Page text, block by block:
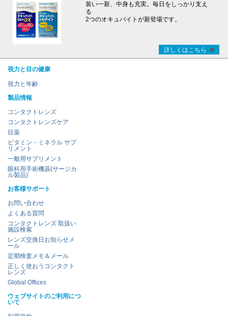
装い一新、中身も充実。毎日をしっかり支え
る
2つのオキュバイトが新登場です。
詳しくはこちら
視力と目の健康
視力と年齢
製品情報
コンタクトレンズ
コンタクトレンズケア
目薬
ビタミン・ミネラル サプ
リメント
一般用サプリメント
眼科用手術機器(サージカ
ル製品)
お客様サポート
お問い合わせ
よくある質問
コンタクトレンズ 取扱い
施設検索
レンズ交換日お知らせメ
ール
定期検査メモ＆メール
正しく使おうコンタクト
レンズ
Global Offices
ウェブサイトのご利用につ
いて